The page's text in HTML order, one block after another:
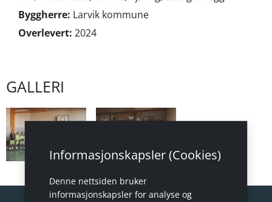
Byggherre: Larvik kommune
Overlevert: 2024
GALLERI
Informasjonskapsler (Cookies)
Denne nettsiden bruker
informasjonskapsler for analyse og